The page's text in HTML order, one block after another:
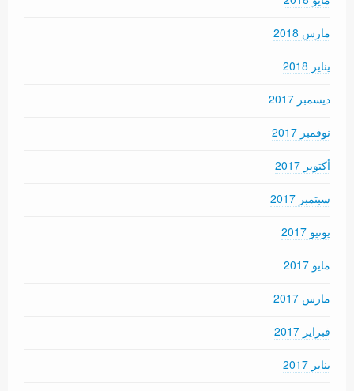
مارس 2018
يناير 2018
ديسمبر 2017
نوفمبر 2017
أكتوبر 2017
سبتمبر 2017
يونيو 2017
مايو 2017
مارس 2017
فبراير 2017
يناير 2017